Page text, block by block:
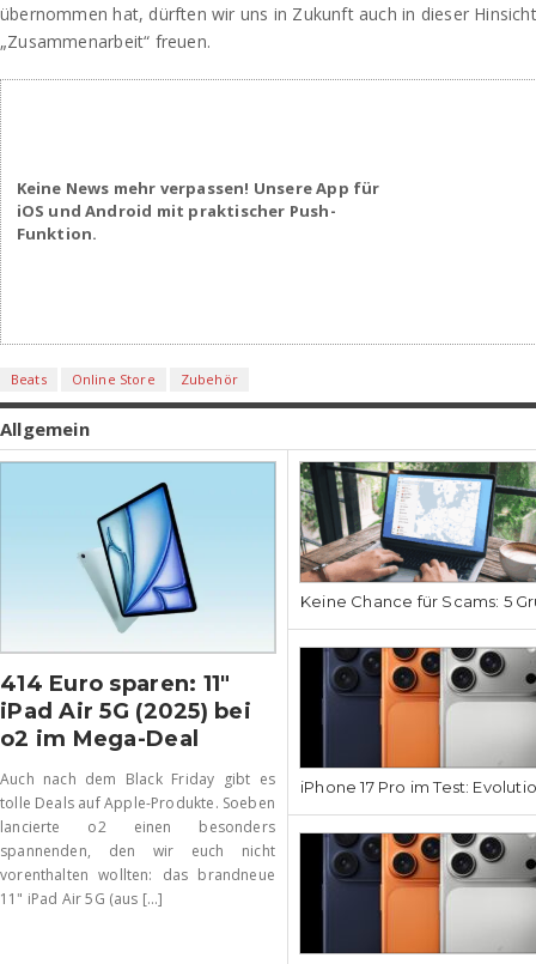
übernommen hat, dürften wir uns in Zukunft auch in dieser
„Zusammenarbeit“ freuen.
Keine News mehr verpassen! Unsere App für
iOS und Android mit praktischer Push-
Funktion.
Beats Online Store Zubehör
Allgemein
414 Euro sparen: 11″
iPad Air 5G (2025) bei
o2 im Mega-Deal
Auch nach dem Black Friday gibt es
tolle Deals auf Apple-Produkte. Soeben
lancierte o2 einen besonders
spannenden, den wir euch nicht
vorenthalten wollten: das brandneue
11" iPad Air 5G (aus [...]
Keine Chance für Scams: 5
iPhone 17 Pro im Test: